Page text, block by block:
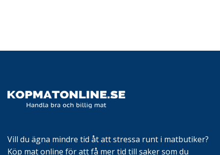
Vill du ägna mindre tid åt att stressa runt i matbutiker?
Köp mat online för att få mer tid till saker som du